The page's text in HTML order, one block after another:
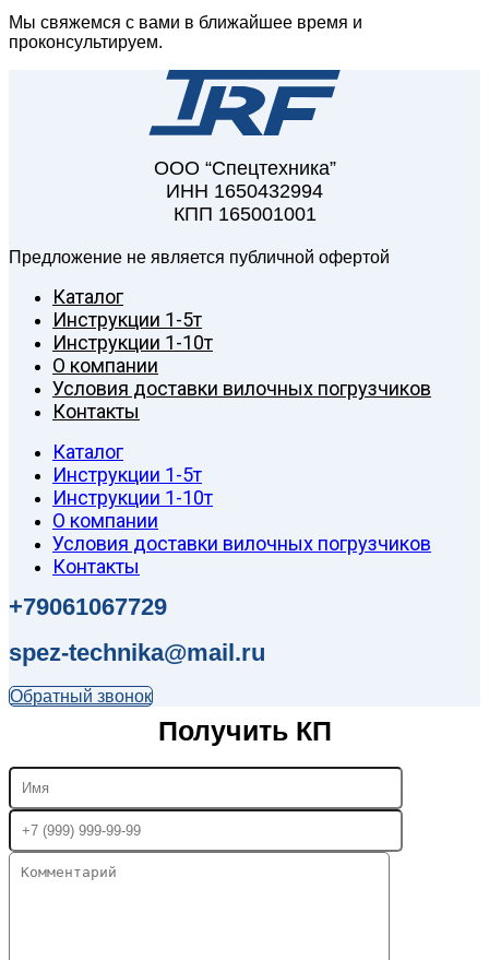
Мы свяжемся с вами в ближайшее время и
проконсультируем.
ООО “Спецтехника”
ИНН 1650432994
КПП 165001001
Предложение не является публичной офертой
Каталог
Инструкции 1-5т
Инструкции 1-10т
О компании
Условия доставки вилочных погрузчиков
Контакты
Каталог
Инструкции 1-5т
Инструкции 1-10т
О компании
Условия доставки вилочных погрузчиков
Контакты
+79061067729
spez-technika@mail.ru
Обратный звонок
Получить КП